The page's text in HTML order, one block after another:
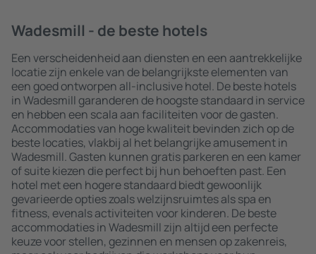
Wadesmill - de beste hotels
Een verscheidenheid aan diensten en een aantrekkelijke
locatie zijn enkele van de belangrijkste elementen van
een goed ontworpen all-inclusive hotel. De beste hotels
in Wadesmill garanderen de hoogste standaard in service
en hebben een scala aan faciliteiten voor de gasten.
Accommodaties van hoge kwaliteit bevinden zich op de
beste locaties, vlakbij al het belangrijke amusement in
Wadesmill. Gasten kunnen gratis parkeren en een kamer
of suite kiezen die perfect bij hun behoeften past. Een
hotel met een hogere standaard biedt gewoonlijk
gevarieerde opties zoals welzijnsruimtes als spa en
fitness, evenals activiteiten voor kinderen. De beste
accommodaties in Wadesmill zijn altijd een perfecte
keuze voor stellen, gezinnen en mensen op zakenreis,